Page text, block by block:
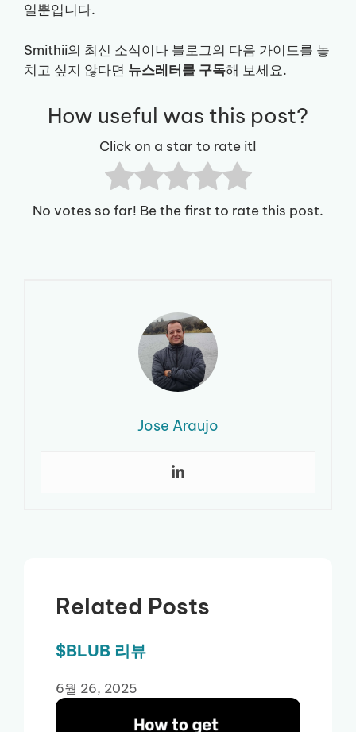
일뿐입니다.
Smithii의 최신 소식이나 블로그의 다음 가이드를 놓
치고 싶지 않다면 뉴스레터를 구독해 보세요.
How useful was this post?
Click on a star to rate it!
No votes so far! Be the first to rate this post.
Jose Araujo
Related Posts
$BLUB 리뷰
6월 26, 2025